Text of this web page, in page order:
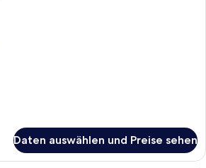
Daten auswählen und Preise sehen